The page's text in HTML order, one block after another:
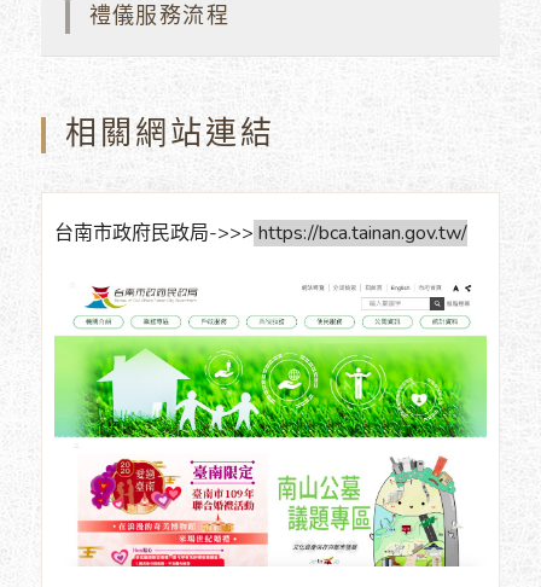
禮儀服務流程
相關網站連結
台南市政府民政局->>> https://bca.tainan.gov.tw/